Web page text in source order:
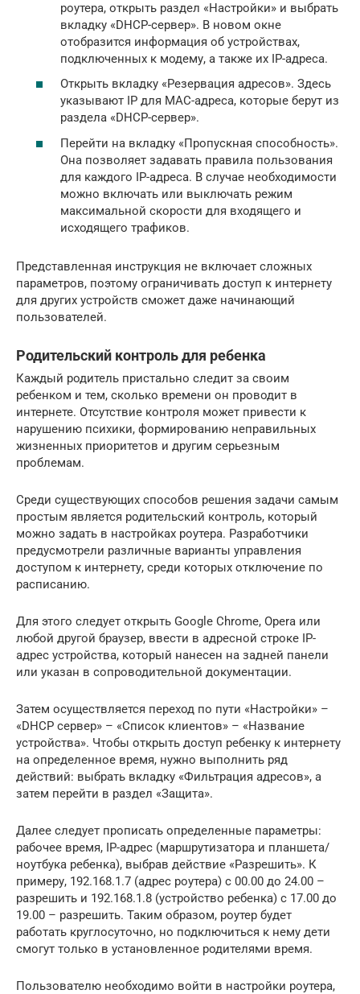
роутера, открыть раздел «Настройки» и выбрать
вкладку «DHCP-сервер». В новом окне
отобразится информация об устройствах,
подключенных к модему, а также их IP-адреса.
Открыть вкладку «Резервация адресов». Здесь
указывают IP для MAC-адреса, которые берут из
раздела «DHCP-сервер».
Перейти на вкладку «Пропускная способность».
Она позволяет задавать правила пользования
для каждого IP-адреса. В случае необходимости
можно включать или выключать режим
максимальной скорости для входящего и
исходящего трафиков.
Представленная инструкция не включает сложных
параметров, поэтому ограничивать доступ к интернету
для других устройств сможет даже начинающий
пользователей.
Родительский контроль для ребенка
Каждый родитель пристально следит за своим
ребенком и тем, сколько времени он проводит в
интернете. Отсутствие контроля может привести к
нарушению психики, формированию неправильных
жизненных приоритетов и другим серьезным
проблемам.
Среди существующих способов решения задачи самым
простым является родительский контроль, который
можно задать в настройках роутера. Разработчики
предусмотрели различные варианты управления
доступом к интернету, среди которых отключение по
расписанию.
Для этого следует открыть Google Chrome, Opera или
любой другой браузер, ввести в адресной строке IP-
адрес устройства, который нанесен на задней панели
или указан в сопроводительной документации.
Затем осуществляется переход по пути «Настройки» –
«DHCP сервер» – «Список клиентов» – «Название
устройства». Чтобы открыть доступ ребенку к интернету
на определенное время, нужно выполнить ряд
действий: выбрать вкладку «Фильтрация адресов», а
затем перейти в раздел «Защита».
Далее следует прописать определенные параметры:
рабочее время, IP-адрес (маршрутизатора и планшета/
ноутбука ребенка), выбрав действие «Разрешить». К
примеру, 192.168.1.7 (адрес роутера) с 00.00 до 24.00 –
разрешить и 192.168.1.8 (устройство ребенка) с 17.00 до
19.00 – разрешить. Таким образом, роутер будет
работать круглосуточно, но подключиться к нему дети
смогут только в установленное родителями время.
Пользователю необходимо войти в настройки роутера,